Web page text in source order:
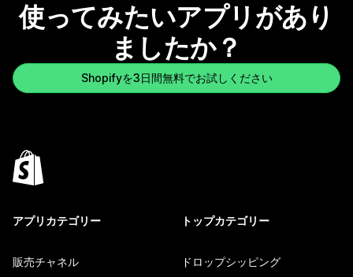
使ってみたいアプリがあり
ましたか？
Shopifyを3日間無料でお試しください
アプリカテゴリー
販売チャネル
トップカテゴリー
ドロップシッピング